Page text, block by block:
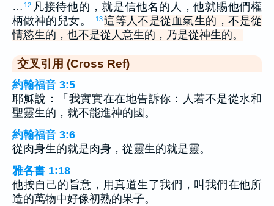
… 12 凡接待他的，就是信他名的人，他就賜他們權
柄做神的兒女。
13這等人不是從血氣生的，不是從
情慾生的，也不是從人意生的，乃是從神生的。
交叉引用 (Cross Ref)
約翰福音 3:5
耶穌說：「我實實在在地告訴你：人若不是從水和
聖靈生的，就不能進神的國。
約翰福音 3:6
從肉身生的就是肉身，從靈生的就是靈。
雅各書 1:18
他按自己的旨意，用真道生了我們，叫我們在他所
造的萬物中好像初熟的果子。